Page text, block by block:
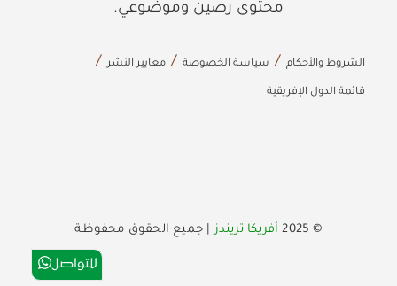
محتوى رصين وموضوعي.
الشروط والأحكام سياسة الخصوصة معايير النشر
قائمة الدول الإفريقية
© 2025 أفريكا تريندز| جميع الحقوق محفوظة
للتواصل